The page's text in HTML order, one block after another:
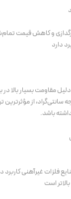
و کاهش قیمت
دارد
بسیار بالا در
باشد.
فلزات غیرآهنی کاربرد